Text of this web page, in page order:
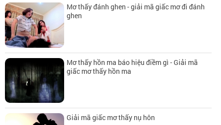
Mơ thấy đánh ghen - giải mã giấc mơ đi đánh
ghen
Mơ thấy hồn ma báo hiệu điềm gì - Giải mã
giấc mơ thấy hồn ma
Giải mã giấc mơ thấy nụ hôn